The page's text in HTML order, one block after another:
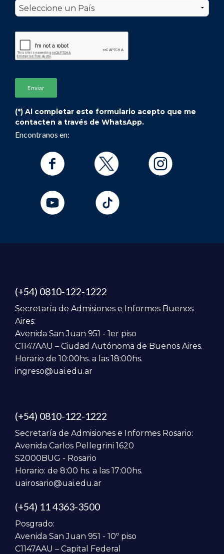
(*) Al completar este formulario acepto que me
contacten a través de WhatsApp.
Encontranos en:
(+54) 0810-122-1222
Secretaría de Admisiones e Informes Buenos
Aires:
Avenida San Juan 951 - 1er piso
C1147AAU – Ciudad Autónoma de Buenos Aires.
Horario de 10:00hs. a las 18:00hs.
ingreso@uai.edu.ar
(+54) 0810-122-1222
Secretaría de Admisiones e Informes Rosario:
Avenida Carlos Pellegrini 1620
S2000BUG - Rosario
Horario: de 8:00 hs. a las 17:00hs.
uairosario@uai.edu.ar
(+54) 11 4363-3500
Posgrado:
Avenida San Juan 951 - 10º piso
C1147AAU – Capital Federal